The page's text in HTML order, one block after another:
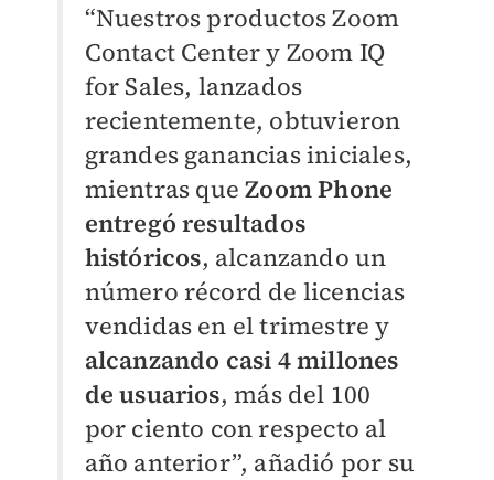
“Nuestros productos Zoom
Contact Center y Zoom IQ
for Sales, lanzados
recientemente, obtuvieron
grandes ganancias iniciales,
mientras queZoom Phone
entregó resultados
históricos, alcanzando un
número récord de licencias
vendidas en el trimestre y
alcanzando casi 4 millones
de usuarios, más del 100
por ciento con respecto al
año anterior”, añadió por su